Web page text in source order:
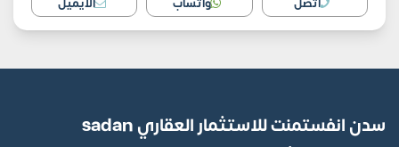
اتصل واتساب الايميل
سدن انفستمنت للاستثمار العقاري sadan